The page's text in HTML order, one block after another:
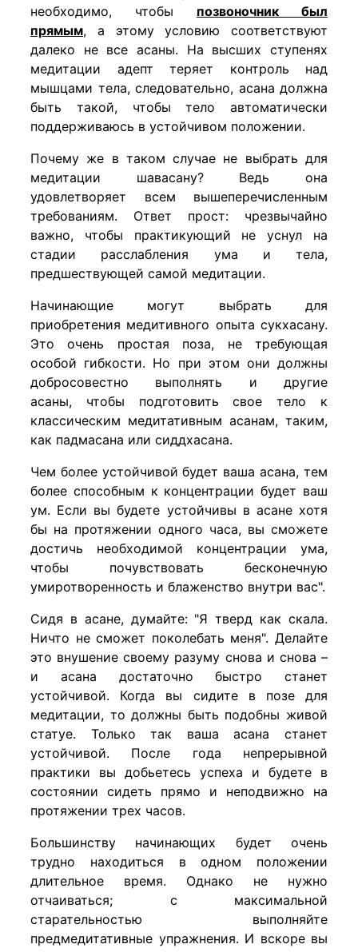
необходимо, чтобы позвоночник был
прямым, а этому условию соответствуют
далеко не все асаны. На высших ступенях
медитации адепт теряет контроль над
мышцами тела, следовательно, асана должна
быть такой, чтобы тело автоматически
поддерживаюсь в устойчивом положении.
Почему же в таком случае не выбрать для
медитации шавасану? Ведь она
удовлетворяет всем вышеперечисленным
требованиям. Ответ прост: чрезвычайно
важно, чтобы практикующий не уснул на
стадии расслабления ума и тела,
предшествующей самой медитации.
Начинающие могут выбрать для
приобретения медитивного опыта сукхасану.
Это очень простая поза, не требующая
особой гибкости. Но при этом они должны
добросовестно выполнять и другие
асаны, чтобы подготовить свое тело к
классическим медитативным асанам, таким,
как падмасана или сиддхасана.
Чем более устойчивой будет ваша асана, тем
более способным к концентрации будет ваш
ум. Если вы будете устойчивы в асане хотя
бы на протяжении одного часа, вы сможете
достичь необходимой концентрации ума,
чтобы почувствовать бесконечную
умиротворенность и блаженство внутри вас".
Сидя в асане, думайте: "Я тверд как скала.
Ничто не сможет поколебать меня". Делайте
это внушение своему разуму снова и снова –
и асана достаточно быстро станет
устойчивой. Когда вы сидите в позе для
медитации, то должны быть подобны живой
статуе. Только так ваша асана станет
устойчивой. После года непрерывной
практики вы добьетесь успеха и будете в
состоянии сидеть прямо и неподвижно на
протяжении трех часов.
Большинству начинающих будет очень
трудно находиться в одном положении
длительное время. Однако не нужно
отчаиваться; с максимальной
старательностью выполняйте
предмедитативные упражнения. И вскоре вы